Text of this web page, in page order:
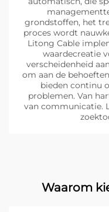
grondstoffen, het
proces wordt
Litong Cable
waardecreatie
verscheidenheid
om aan de
bieden continu
problemen. Van
van communicatie.
Waarom